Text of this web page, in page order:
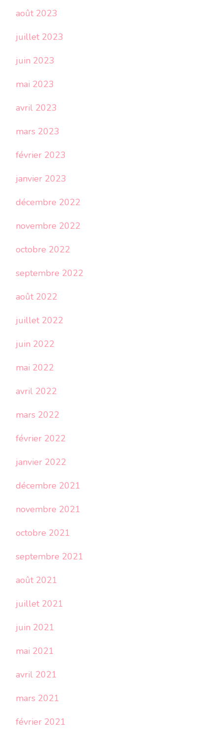
août 2023
juillet 2023
juin 2023
mai 2023
avril 2023
mars 2023
février 2023
janvier 2023
décembre 2022
novembre 2022
octobre 2022
septembre 2022
août 2022
juillet 2022
juin 2022
mai 2022
avril 2022
mars 2022
février 2022
janvier 2022
décembre 2021
novembre 2021
octobre 2021
septembre 2021
août 2021
juillet 2021
juin 2021
mai 2021
avril 2021
mars 2021
février 2021